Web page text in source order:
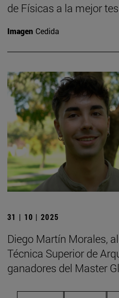
de Físicas a la mejor
Imagen Cedida
31 | 10 | 2025
Diego Martín Morales,
Técnica Superior de
ganadores del Master